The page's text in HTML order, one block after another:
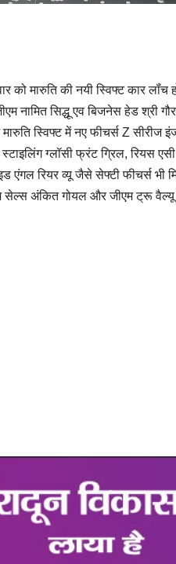
को मारुति की नयी स्विफ्ट कार लॉंच
नामित सिद्धू एव बिजनेस हेड श्री
स्विफ्ट में नए फीचर्स Z
ग्लॉसी फ्रंट ग्रिल, रियस
एंगल रियर व्यू जैसे सेफ्टी फीचर्स
अंकित गोयल और जीएम ट्रू वैल्यू